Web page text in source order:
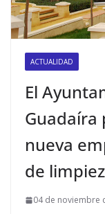
ACTUALIDAD
El
Guadaíra
nueva
de
04 de noviembre